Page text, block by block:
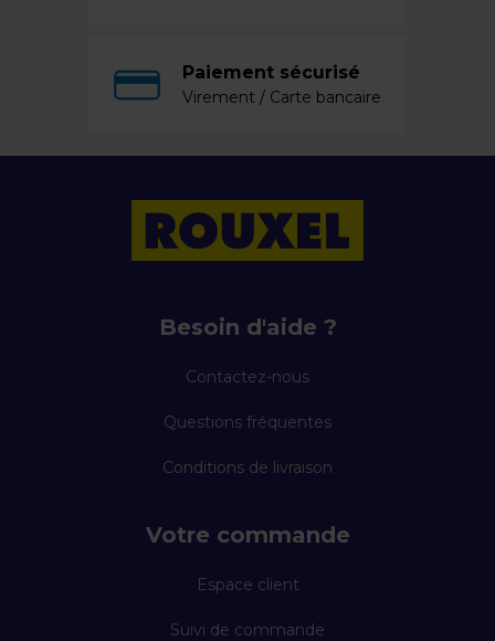
Paiement sécurisé
Virement / Carte bancaire
Besoin d'aide ?
Contactez-nous
Questions fréquentes
Conditions de livraison
Votre commande
Espace client
Suivi de commande